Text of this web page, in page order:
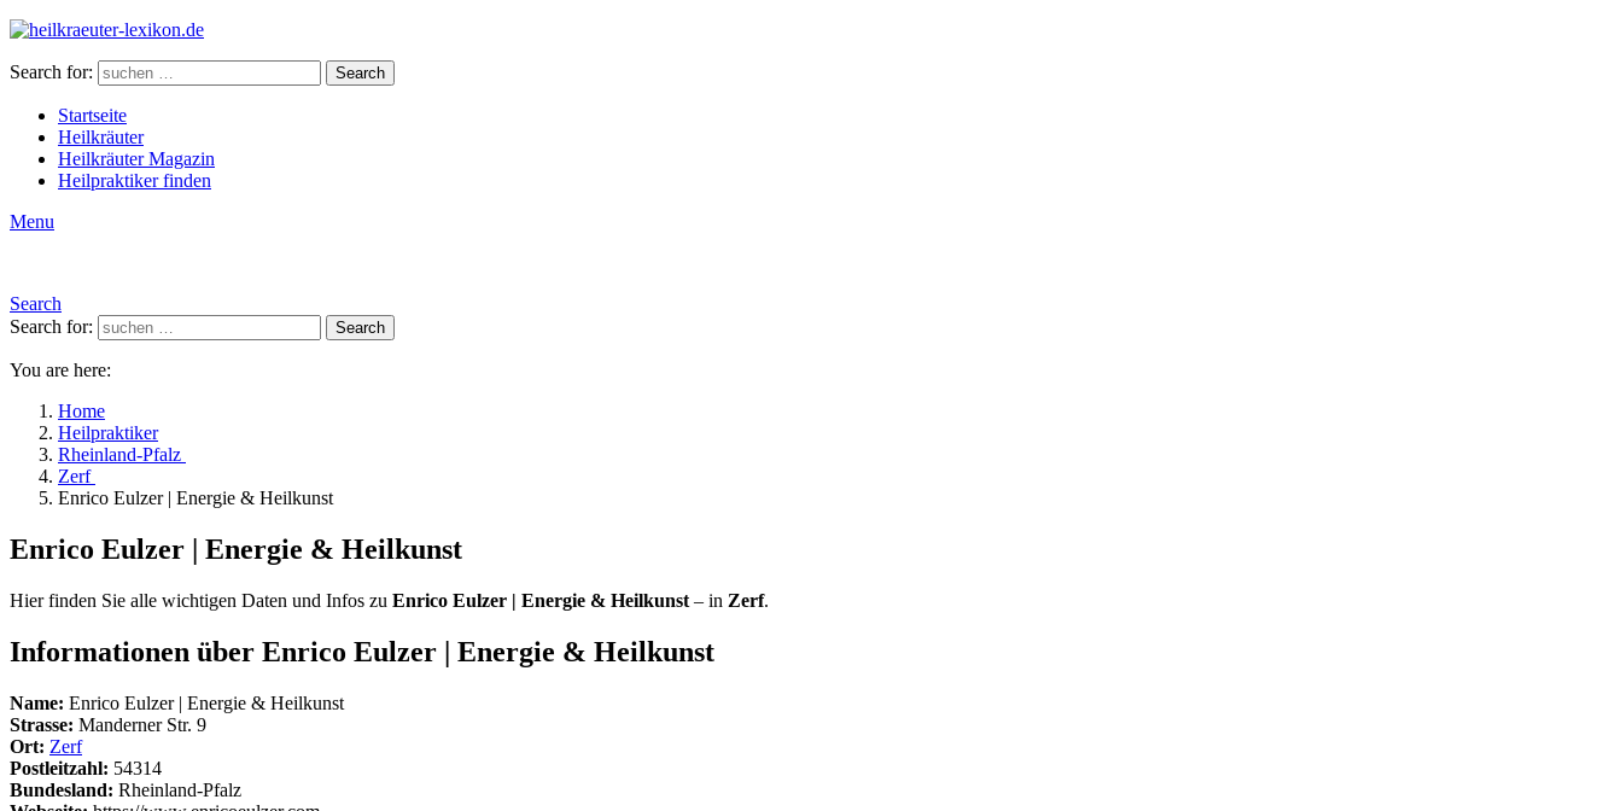
Search for: Search
Startseite
Heilkräuter
Heilkräuter Magazin
Heilpraktiker finden
Menu
Search
Search for:
Search
You are here:
Home
Heilpraktiker
Rheinland-Pfalz
Zerf
Enrico Eulzer | Energie & Heilkunst
Enrico Eulzer | Energie & Heilkunst
Hier finden Sie alle wichtigen Daten und Infos zu Enrico Eulzer | Energie & Heilkunst – in Zerf.
Informationen über Enrico Eulzer | Energie & Heilkunst
Name: Enrico Eulzer | Energie & Heilkunst
Strasse: Manderner Str. 9
Ort: Zerf
Postleitzahl: 54314
Bundesland: Rheinland-Pfalz